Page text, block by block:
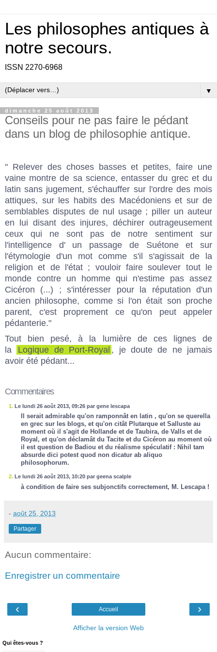
Les philosophes antiques à
notre secours.
ISSN 2270-6968
▼
dimanche 25 août 2013
Conseils pour ne pas faire le pédant
dans un blog de philosophie antique.
" Relever des choses basses et petites, faire une
vaine montre de sa science, entasser du grec et du
latin sans jugement, s'échauffer sur l'ordre des mois
attiques, sur les habits des Macédoniens et sur de
semblables disputes de nul usage ; piller un auteur
en lui disant des injures, déchirer outrageusement
ceux qui ne sont pas de notre sentiment sur
l'intelligence d' un passage de Suétone et sur
l'étymologie d'un mot comme s'il s'agissait de la
religion et de l'état ; vouloir faire soulever tout le
monde contre un homme qui n'estime pas assez
Cicéron (...) ; s'intéresser pour la réputation d'un
ancien philosophe, comme si l'on était son proche
parent, c'est proprement ce qu'on peut appeler
pédanterie."
Tout bien pesé, à la lumière de ces lignes de
la
Logique de Port-Royal , je doute de ne jamais
avoir été pédant...
Commentaires
1. Le lundi 26 août 2013, 09:26 par gene lescapa
Il serait admirable qu'on ramponnât en latin , qu'on se querella
en grec sur les blogs, et qu'on citât Plutarque et Salluste au
moment où il s'agit de Hollande et de Taubira, de Valls et de
Royal, et qu'on déclamât du Tacite et du Cicéron au moment où
il est question de Badiou et du réalisme spéculatif : Nihil tam
absurde dici potest quod non dicatur ab aliquo
philosophorum.
2. Le lundi 26 août 2013, 10:20 par geena scalple
à condition de faire ses subjonctifs correctement, M. Lescapa !
- août 25, 2013
Partager
Aucun commentaire:
Enregistrer un commentaire
‹ ›
Accueil
Afficher la version Web
Qui êtes-vous ?